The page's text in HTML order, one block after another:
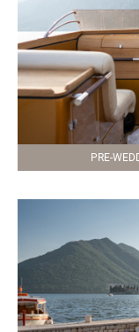
PRE-